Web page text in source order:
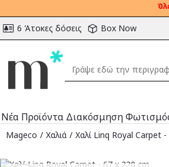
6 Άτοκες δόσεις Box Now
Νέα Προϊόντα Διακόσμηση
Mageco Χαλιά Χαλί Linq Royal Carpet